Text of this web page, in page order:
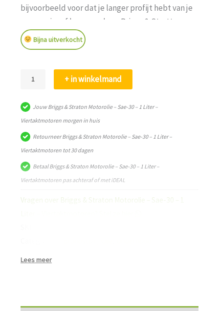
bijvoorbeeld voor dat je langer profijt hebt van je
grasmaaier of heggenschaar. Briggs & Stratton
vermindert met deze olie ook de vervuiling van de
motor, wat ook ten goede komt aan de
Bijna uitverkocht
Briggs
Straton
Motorolie
–
Sae-
–
1
Liter
+ in winkelmand
Jouw Briggs & Straton Motorolie – Sae-30 – 1 Liter –
Viertaktmotoren morgen in huis
Retourneer Briggs & Straton Motorolie – Sae-30 – 1 Liter –
Viertaktmotoren tot 30 dagen
Betaal Briggs & Straton Motorolie – Sae-30 – 1 Liter –
Viertaktmotoren pas achteraf of met iDEAL
Vragen over Briggs & Straton Motorolie – Sae-30 – 1
Lees meer